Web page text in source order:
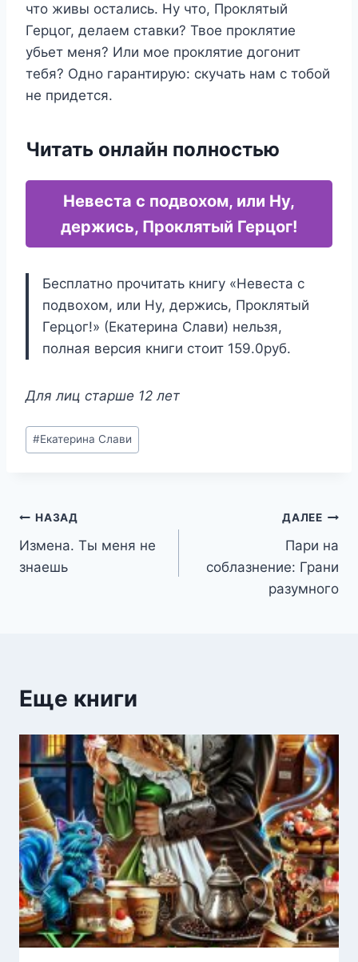
что живы остались. Ну что, Проклятый
Герцог, делаем ставки? Твое проклятие
убьет меня? Или мое проклятие догонит
тебя? Одно гарантирую: скучать нам с тобой
не придется.
Читать онлайн полностью
Невеста с подвохом, или Ну,
держись, Проклятый Герцог!
Бесплатно прочитать книгу «Невеста с
подвохом, или Ну, держись, Проклятый
Герцог!» (Екатерина Слави) нельзя,
полная версия книги стоит 159.0руб.
Для лиц старше 12 лет
Метки
записи:
#Екатерина Слави
Навигация
по
НАЗАД
Измена. Ты меня не
знаешь
ДАЛЕЕ
Пари на
соблазнение: Грани
разумного
Еще книги